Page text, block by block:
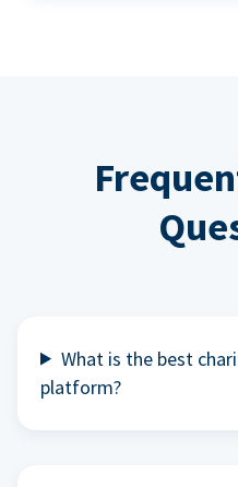
What is the best
platform?